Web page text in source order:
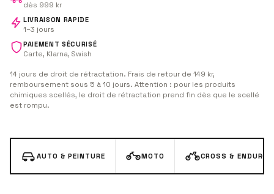
dès 999 kr
LIVRAISON RAPIDE
1–3 jours
PAIEMENT SÉCURISÉ
Carte, Klarna, Swish
14 jours de droit de rétractation. Frais de retour de 149 kr,
remboursement sous 5 à 10 jours. Attention : pour les produits
chimiques scellés, le droit de rétractation prend fin dès que le scellé
est rompu.
AUTO & PEINTURE MOTO CROSS & ENDURO